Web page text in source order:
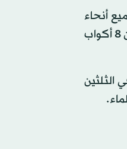
أنحاء
الجسم، ويساعد في تكوين السائل الأمنيوسي حول الطفل. توصي «الكلية الأميركية لأطباء النساء والتوليد» بتناول من 8 أكواب